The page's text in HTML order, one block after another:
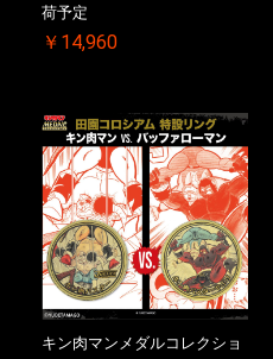
荷予定
￥14,960
キン肉マンメダルコレクショ